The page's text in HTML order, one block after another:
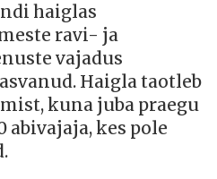
haiglas
ravi- ja
vajadus
Haigla taotleb
kuna juba praegu
abivajaja, kes pole